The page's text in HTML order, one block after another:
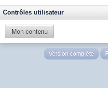
Contrôles utilisateur
Mon contenu
Version complète